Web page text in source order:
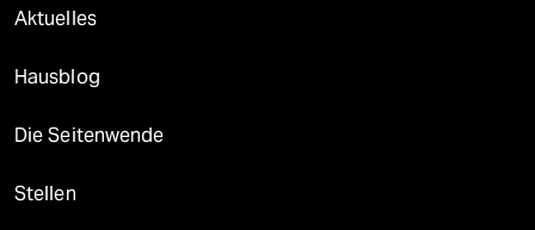
Aktuelles
Hausblog
Die Seitenwende
Stellen